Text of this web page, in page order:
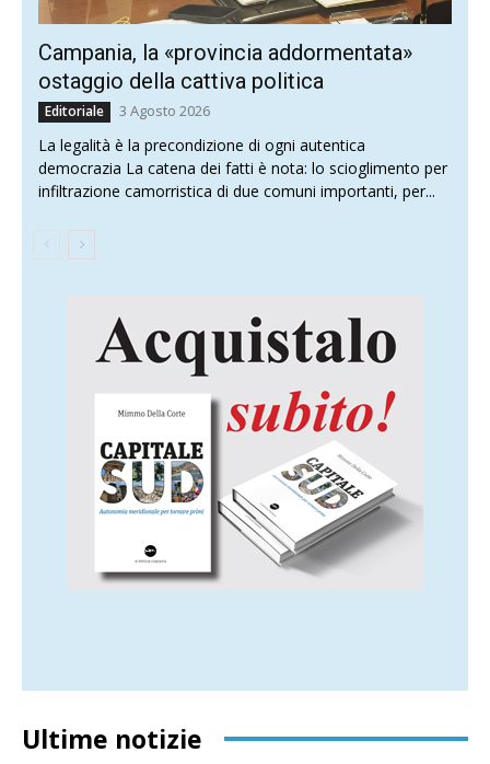
Campania, la «provincia addormentata»
ostaggio della cattiva politica
Editoriale 3 Agosto 2026
La legalità è la precondizione di ogni autentica
democrazia La catena dei fatti è nota: lo scioglimento per
infiltrazione camorristica di due comuni importanti, per...
Ultime notizie